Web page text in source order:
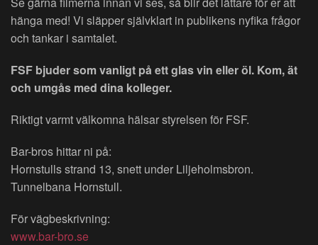
hänga med! Vi släpper självklart in publikens nyfika frågor
och tankar i samtalet.
FSF bjuder som vanligt på ett glas vin eller öl. Kom, ät
och umgås med dina kolleger.
Riktigt varmt välkomna hälsar styrelsen för FSF.
Bar-bros hittar ni på:
Hornstulls strand 13, snett under Liljeholmsbron.
Tunnelbana Hornstull.
För vägbeskrivning:
www.bar-bro.se